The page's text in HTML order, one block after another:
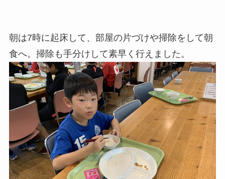
朝は7時に起床して、部屋の片づけや掃除をして朝
食へ。掃除も手分けして素早く行えました。